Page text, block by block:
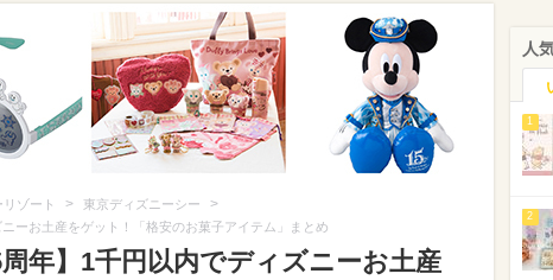
ゾート > 東京ディズニーシー >
ーお土産をゲット！「格安のお菓子アイテム」まとめ
年】1千円以内でディズニーお土産
人
1
2